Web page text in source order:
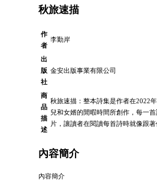
秋旅速描
作
者
李勤岸
出
版
社
金安出版事業有限公司
商
品
描
述
秋旅速描：整本詩集是作者在2022
兒和女婿的閒暇時間所創作，每一
片，讓讀者在閱讀每首詩時就像跟
內容簡介
內容簡介